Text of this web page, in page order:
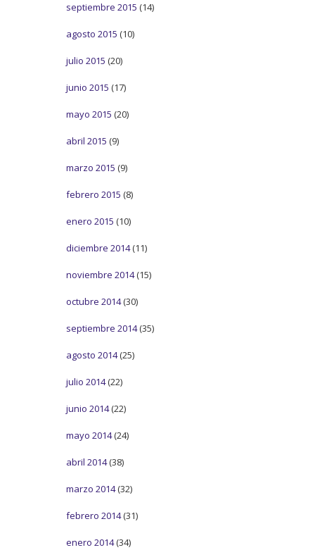
septiembre 2015 (14)
agosto 2015 (10)
julio 2015 (20)
junio 2015 (17)
mayo 2015 (20)
abril 2015 (9)
marzo 2015 (9)
febrero 2015 (8)
enero 2015 (10)
diciembre 2014(11)
noviembre 2014(15)
octubre 2014(30)
septiembre 2014(35)
agosto 2014(25)
julio 2014(22)
junio 2014(22)
mayo 2014(24)
abril 2014(38)
marzo 2014(32)
febrero 2014(31)
enero 2014(34)